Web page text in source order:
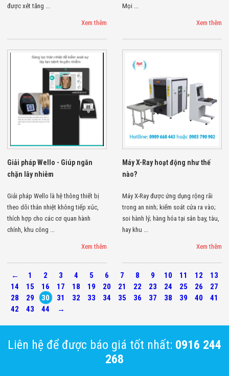
được xét tăng ...
Xem thêm
Mọi ...
Xem thêm
Giải pháp Wello - Giúp ngăn
chặn lây nhiễm
Giải pháp Wello là hệ thông thiết bị
theo dõi thân nhiệt không tiếp xúc,
thích hợp cho các cơ quan hành
chính, khu công ...
Xem thêm
Máy X-Ray hoạt động như thế
nào?
Máy X-Ray được ứng dụng rộng rãi
trong an ninh; kiểm soát cửa ra vào;
soi hành lý; hàng hóa tại sân bay, tàu,
hay khu ...
Xem thêm
← 1 2 3 4 5 6 7 8 9 10 11 12
13
14
15 16 17 18 19 20 21 22 23 24 25 26
27
28
29 30 31 32 33 34 35 36 37 38 39 40
41
42
43 44 →
Liên hệ để được báo giá tốt nhất: 0916 244
268